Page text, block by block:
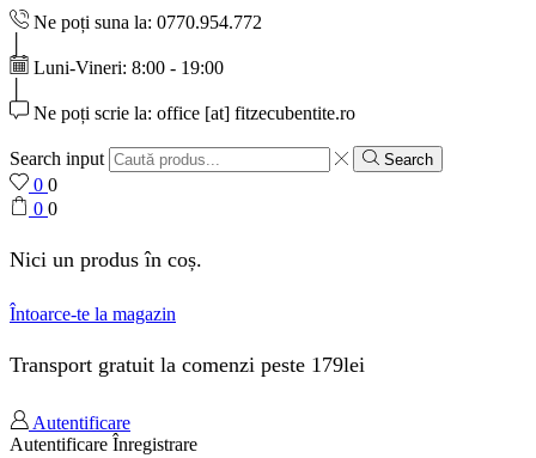
Ne poți suna la: 0770.954.772
Luni-Vineri: 8:00 - 19:00
Ne poți scrie la: office [at] fitzecubentite.ro
Search input Search
0 0
0 0
Nici un produs în coș.
Întoarce-te la magazin
Transport gratuit la comenzi peste 179lei
Autentificare
Autentificare Înregistrare